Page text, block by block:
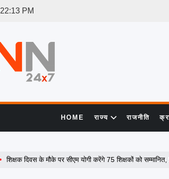
22:14 PM
HOME राज्य राजनीति
शिक्षक दिवस के मौके पर सीएम योगी करेंगे 75 शिक्षकों को